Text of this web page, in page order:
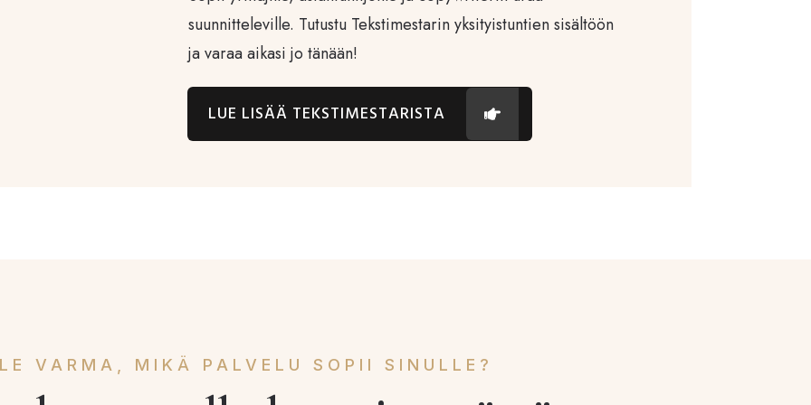
suunnitteleville. Tutustu Tekstimestarin yksityistuntien sisältöön
ja varaa aikasi jo tänään!
LUE LISÄÄ TEKSTIMESTARISTA
VARMA, MIKÄ PALVELU SOPII SINULLE?